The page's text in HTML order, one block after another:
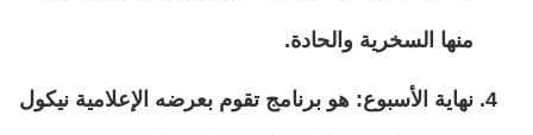
منها السخرية والحادة.
نهاية الأسبوع: هو برنامج تقوم بعرضه الإعلامية نيكول